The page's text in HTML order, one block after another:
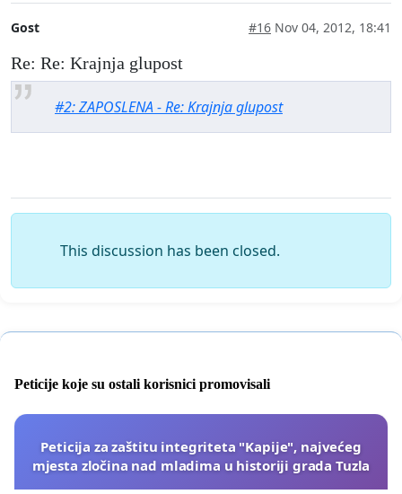
Gost #16 Nov 04, 2012, 18:41
Re: Re: Krajnja glupost
#2: ZAPOSLENA - Re: Krajnja glupost
This discussion has been closed.
Peticije koje su ostali korisnici promovisali
Peticija za zaštitu integriteta "Kapije", najvećeg
mjesta zločina nad mladima u historiji grada Tuzla